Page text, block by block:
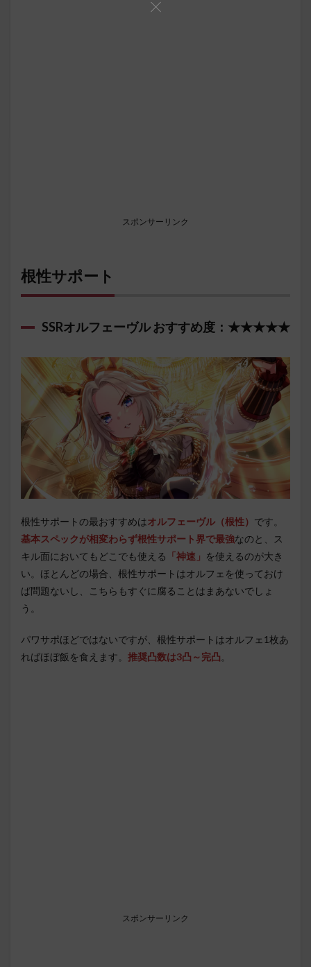
スポンサーリンク
根性サポート
SSRオルフェーヴル おすすめ度：★★★★★
根性サポートの最おすすめはオルフェーヴル（根性） です。
基本スペックが相変わらず根性サポート界で最強なのと、ス
キル面においてもどこでも使える 「神速」 を使えるのが大き
い。ほとんどの場合、根性サポートはオルフェを使っておけ
ば問題ないし、こちらもすぐに腐ることはまあないでしょ
う。
パワサポほどではないですが、根性サポートはオルフェ1枚あ
ればほぼ飯を食えます。 推奨凸数は3凸～完凸。
スポンサーリンク